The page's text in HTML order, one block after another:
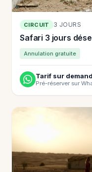
CIRCUIT 3 JOURS
Safari 3 jours
Annulation gratuite
Tarif sur
Pré-réserver sur